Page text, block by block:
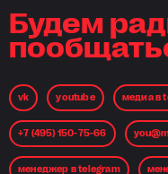
Будем
vk youtube медиа в
+7 (495) 150-75-66
менеджер в telegram